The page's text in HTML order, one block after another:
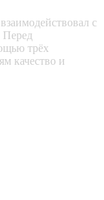
с
трёх
качество и